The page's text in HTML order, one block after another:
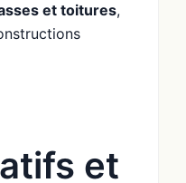
et toitures,
et